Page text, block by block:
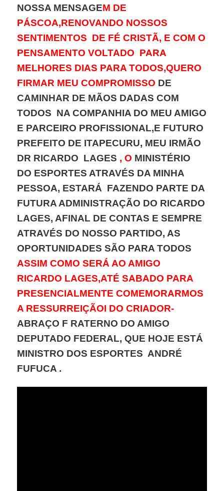
NOSSA MENSAGEM DE
PÁSCOA,RENOVANDO NOSSOS
SENTIMENTOS DE FÉ CRISTÃ, E COM O
PENSAMENTO VOLTADO PARA
MELHORES DIAS PARA TODOS,QUERO
FIRMAR MEU COMPROMISSO DE
CAMINHAR DE MÃOS DADAS COM
TODOS NA COMPANHIA DO MEU AMIGO
E PARCEIRO PROFISSIONAL,E FUTURO
PREFEITO DE ITAPECURU, MEU IRMÃO
DR RICARDO LAGES , O MINISTÉRIO
DO ESPORTES ATRAVÉS DA MINHA
PESSOA, ESTARÁ FAZENDO PARTE DA
FUTURA ADMINISTRAÇÃO DO RICARDO
LAGES, AFINAL DE CONTAS E SEMPRE
ATRAVÉS DO NOSSO PARTIDO, AS
OPORTUNIDADES SÃO PARA TODOS
ASSIM COMO SERÁ AO AMIGO
RICARDO LAGES,ATÉ SABADO PARA
PRESENCIALMENTE COMEMORARMOS
A RESSURREIÇÃOI DO CRIADOR-
ABRAÇO F RATERNO DO AMIGO
DEPUTADO FEDERAL, QUE HOJE ESTÁ
MINISTRO DOS ESPORTES ANDRÉ
FUFUCA .